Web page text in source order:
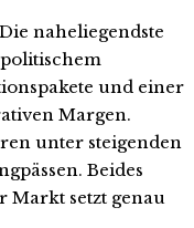
naheliegendste
und einer
Margen.
unter steigenden
Beides
Markt setzt genau